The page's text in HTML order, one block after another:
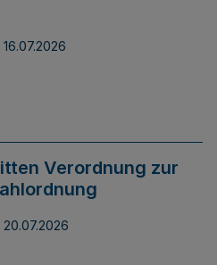
16.07.2026
Verordnung zur
20.07.2026